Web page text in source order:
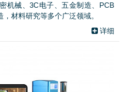
机械、3C电子、五金制造、PCB
材料研究等多个广泛领域。
详细